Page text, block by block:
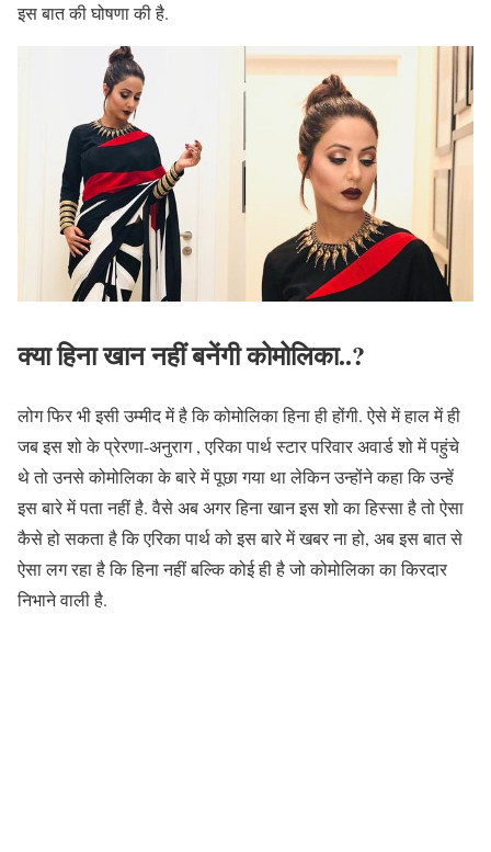
इस बात की घोषणा की है.
क्या हिना खान नहीं बनेंगी कोमोलिका..?
लोग फिर भी इसी उम्मीद में है कि कोमोलिका हिना ही होंगी. ऐसे में हाल में ही
जब इस शो के प्रेरणा-अनुराग , एरिका पार्थ स्टार परिवार अवार्ड शो में पहुंचे
थे तो उनसे कोमोलिका के बारे में पूछा गया था लेकिन उन्होंने कहा कि उन्हें
इस बारे में पता नहीं है. वैसे अब अगर हिना खान इस शो का हिस्सा है तो ऐसा
कैसे हो सकता है कि एरिका पार्थ को इस बारे में खबर ना हो, अब इस बात से
ऐसा लग रहा है कि हिना नहीं बल्कि कोई ही है जो कोमोलिका का किरदार
निभाने वाली है.